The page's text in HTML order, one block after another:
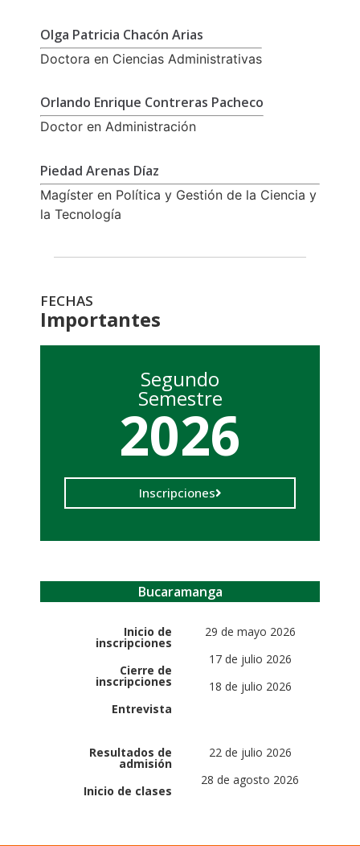
Olga Patricia Chacón Arias
Doctora en Ciencias Administrativas
Orlando Enrique Contreras Pacheco
Doctor en Administración
Piedad Arenas Díaz
Magíster en Política y Gestión de la Ciencia y
la Tecnología
FECHAS
Importantes
Segundo
Semestre
2026
Inscripciones
Bucaramanga
Inicio de
inscripciones
Cierre de
inscripciones
Entrevista
29 de mayo 2026
17 de julio 2026
18 de julio 2026
Resultados de
admisión
Inicio de clases
22 de julio 2026
28 de agosto 2026